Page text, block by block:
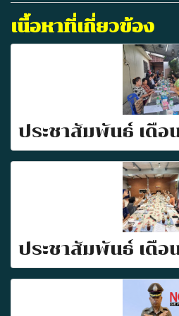
เนื้อหาที่เกี่ยวข้อง
ประชาสัมพันธ์ เดือ
ประชาสัมพันธ์ เดือ